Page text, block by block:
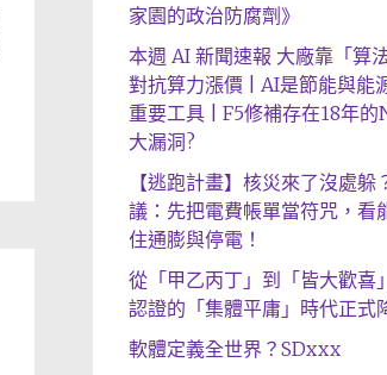
家園的政治防腐劑》
本週 AI 新聞速報 大廠靠「算法
對抗算力漲價 | AI是節能與能
重要工具 | F5修補存在18年
大漏洞?
【逃跑計畫】核災來了沒處躲
議：先把電費帳單當符咒，看
住通膨與停電！
從「甲乙丙丁」到「皆大歡喜
認證的「集體平庸」時代正式
軟體定義全世界？SDxxx